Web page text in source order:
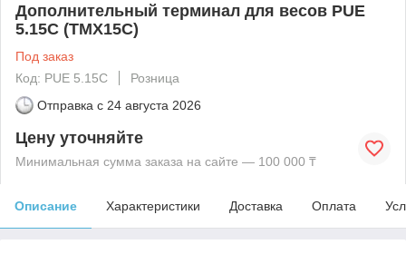
Дополнительный терминал для весов PUE
5.15C (TMX15C)
Под заказ
Код: PUE 5.15C
Розница
Отправка с 24 августа 2026
Цену уточняйте
Минимальная сумма заказа на сайте — 100 000 ₸
Описание Характеристики Доставка Оплата